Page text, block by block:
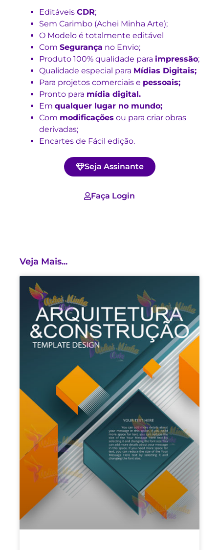
Editáveis CDR;
Sem Carimbo (Achei Minha Arte);
O Modelo é totalmente editável
Com Segurança no Envio;
Produto 100% qualidade para impressão;
Qualidade especial para Mídias Digitais;
Para projetos comerciais e pessoais;
Pronto para mídia digital.
Em qualquer lugar no mundo;
Com modificações ou para criar obras
derivadas;
Encartes de Fácil edição.
Seja Assinante
Faça Login
Veja Mais...